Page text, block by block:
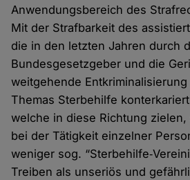
Anwendungsbereich des
Mit der Strafbarkeit des
die in den letzten Jahren durch
Bundesgesetzgeber und die
weitgehende
Themas Sterbehilfe
welche in diese Richtung
bei der Tätigkeit einzelner
weniger sog.
Treiben als unseriös und